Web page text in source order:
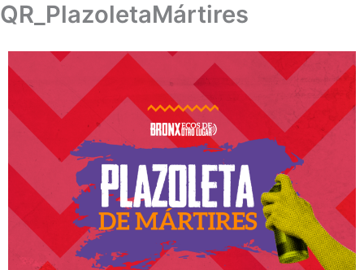
Ir
contenido
QR_PlazoletaMártires